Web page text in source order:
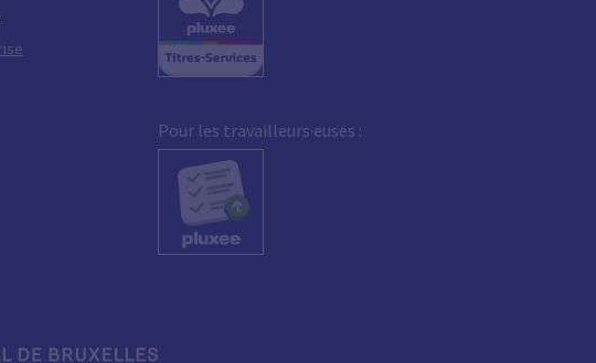
Pour les travailleurs·euses :